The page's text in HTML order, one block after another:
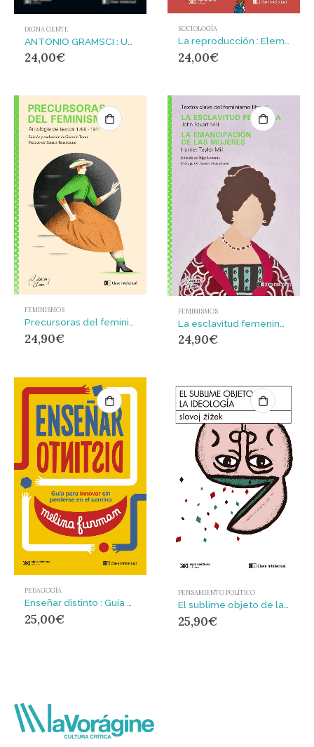
DIGNA GENTE
24,00€
SOCIOLOGÍA
24,00€
FEMINISMOS
24,90€
FEMINISMOS
24,90€
PEDAGOGÍA
Enseñar distinto : Guía para innovar sin perderse en el camino
25,00€
PENSAMIENTO POLÍTICO
El sublime objeto de la ideología
25,90€